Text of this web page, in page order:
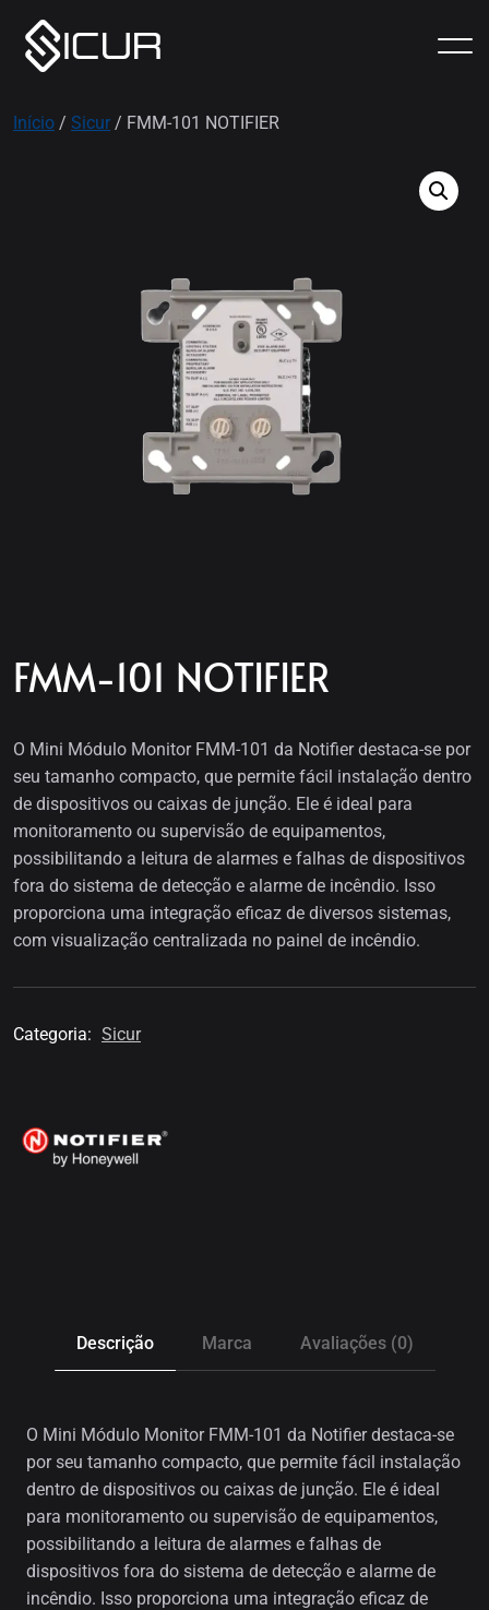
Início / Sicur / FMM-101 NOTIFIER
FMM-101 NOTIFIER
O Mini Módulo Monitor FMM-101 da Notifier destaca-se por
seu tamanho compacto, que permite fácil instalação dentro
de dispositivos ou caixas de junção. Ele é ideal para
monitoramento ou supervisão de equipamentos,
possibilitando a leitura de alarmes e falhas de dispositivos
fora do sistema de detecção e alarme de incêndio. Isso
proporciona uma integração eficaz de diversos sistemas,
com visualização centralizada no painel de incêndio.
Categoria: Sicur
Descrição Marca Avaliações (0)
O Mini Módulo Monitor FMM-101 da Notifier destaca-se
por seu tamanho compacto, que permite fácil instalação
dentro de dispositivos ou caixas de junção. Ele é ideal
para monitoramento ou supervisão de equipamentos,
possibilitando a leitura de alarmes e falhas de
dispositivos fora do sistema de detecção e alarme de
incêndio. Isso proporciona uma integração eficaz de